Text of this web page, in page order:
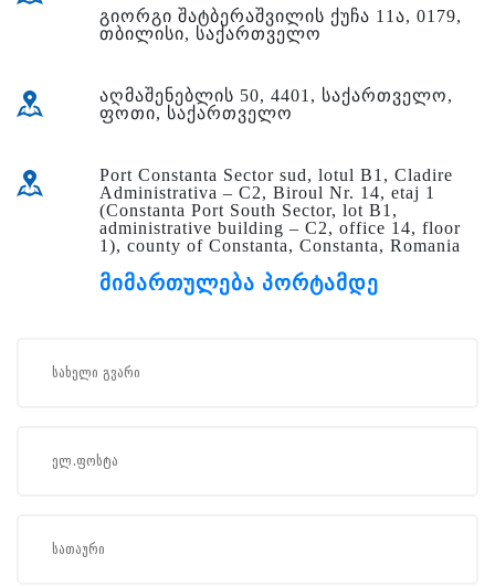
გიორგი შატბერაშვილის ქუჩა 11ა, 0179,
თბილისი, საქართველო
აღმაშენებლის 50, 4401, საქართველო,
ფოთი, საქართველო
Port Constanta Sector sud, lotul B1, Cladire
Administrativa – C2, Biroul Nr. 14, etaj 1
(Constanta Port South Sector, lot B1,
administrative building – C2, office 14, floor
1), county of Constanta, Constanta, Romania
მიმართულება პორტამდე